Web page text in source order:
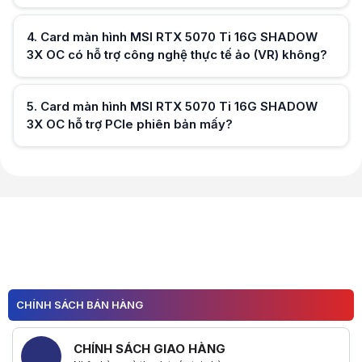
Hữu ích (0)
Hữu ích (0)
4. Card màn hình MSI RTX 5070 Ti 16G SHADOW
3X OC có hỗ trợ công nghệ thực tế ảo (VR) không?
5. Card màn hình MSI RTX 5070 Ti 16G SHADOW
3X OC hỗ trợ PCIe phiên bản mấy?
CHÍNH SÁCH BÁN HÀNG
CHÍNH SÁCH GIAO HÀNG